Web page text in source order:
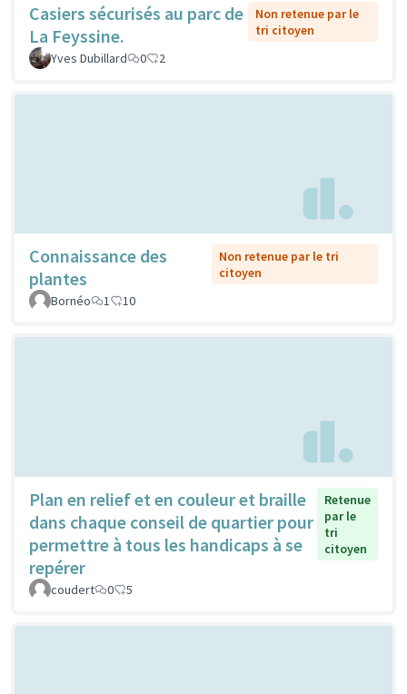
Casiers sécurisés au parc de
La Feyssine.
Non retenue par le
tri citoyen
Yves Dubillard
0 2
Connaissance des
plantes
Non retenue par le tri
citoyen
Bornéo
1 10
Plan en relief et en couleur et braille
dans chaque conseil de quartier pour
permettre à tous les handicaps à se
repérer
Retenue
par le
tri
citoyen
coudert 0 5